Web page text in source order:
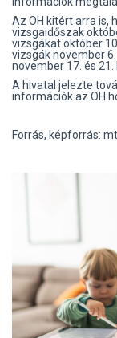
Az OH kitért arra is,
vizsgaidőszak
vizsgákat október
vizsgák november
november 17. és
A hivatal jelezte
információk az OH
Forrás, képforrás: